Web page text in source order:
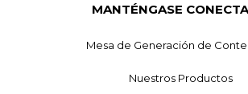
MANTÉNGASE
Mesa de Generación de
Nuestros Productos